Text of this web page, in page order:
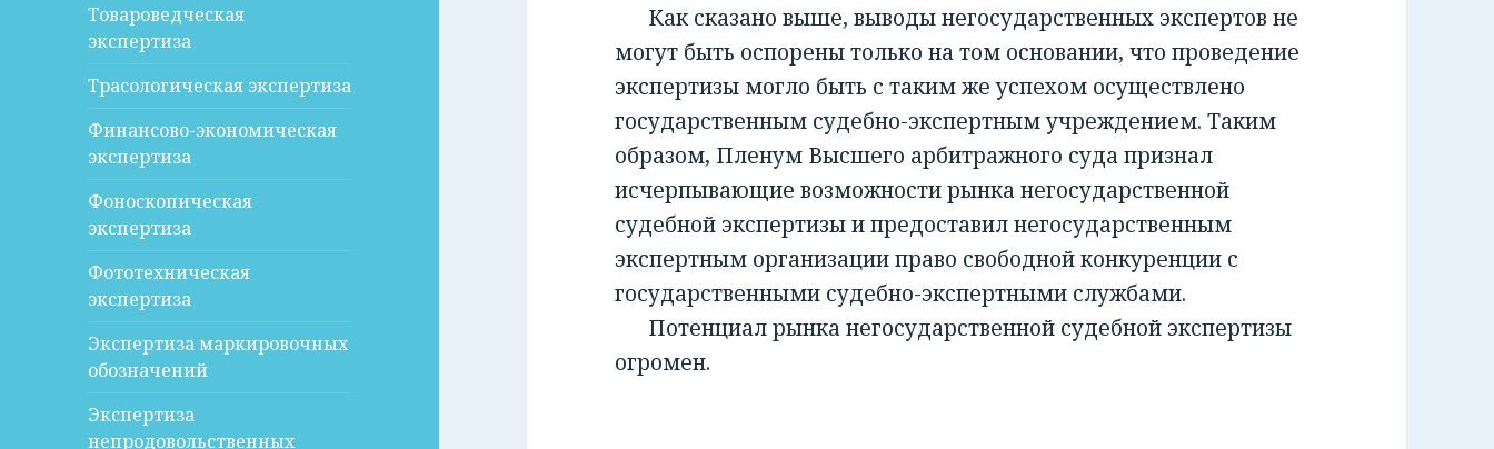
Товароведческая
экспертиза
Трасологическая экспертиза
Финансово-экономическая
экспертиза
Фоноскопическая
экспертиза
Фототехническая
экспертиза
Экспертиза маркировочных
обозначений
Экспертиза
непродовольственных
Как сказано выше, выводы негосударственных экспертов не
могут быть оспорены только на том основании, что проведение
экспертизы могло быть с таким же успехом осуществлено
государственным судебно-экспертным учреждением. Таким
образом, Пленум Высшего арбитражного суда признал
исчерпывающие возможности рынка негосударственной
судебной экспертизы и предоставил негосударственным
экспертным организации право свободной конкуренции с
государственными судебно-экспертными службами.
Потенциал рынка негосударственной судебной экспертизы
огромен.